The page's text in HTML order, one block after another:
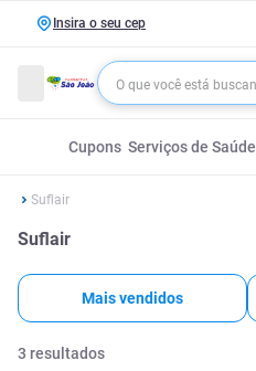
Insira o seu cep
Cupons Serviços de Saúde
Suflair
Suflair
Mais vendidos
3 resultados